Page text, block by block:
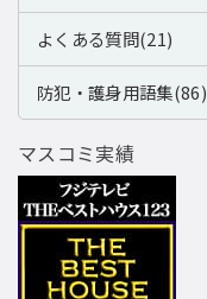
よくある質問(21)
防犯・護身用語集(86)
マスコミ実績